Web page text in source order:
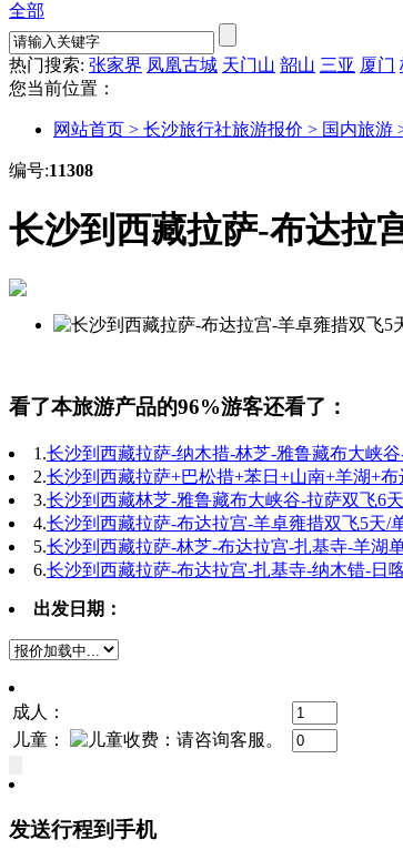
全部
热门搜索: 张家界 凤凰古城 天门山 韶山 三亚 厦门
您当前位置：
网站首页 > 长沙旅行社旅游报价 > 国内旅游
编号:11308
长沙到西藏拉萨-布达拉
看了本旅游产品的96%游客还看了：
1.长沙到西藏拉萨-纳木措-林芝-雅鲁藏布大峡
2.长沙到西藏拉萨+巴松措+苯日+山南+羊湖+
3.长沙到西藏林芝-雅鲁藏布大峡谷-拉萨双飞6
4.长沙到西藏拉萨-布达拉宫-羊卓雍措双飞5天/
5.长沙到西藏拉萨-林芝-布达拉宫-扎基寺-羊湖
6.长沙到西藏拉萨-布达拉宫-扎基寺-纳木错-日
出发日期：
成人：
儿童：
发送行程到手机